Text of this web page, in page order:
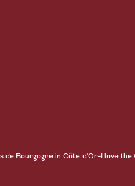
de Bourgogne in Côte-d'Or-I love the